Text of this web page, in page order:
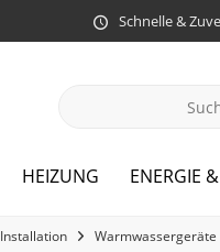
Schnelle &
HEIZUNG ENERGIE
Installation Warmwassergeräte